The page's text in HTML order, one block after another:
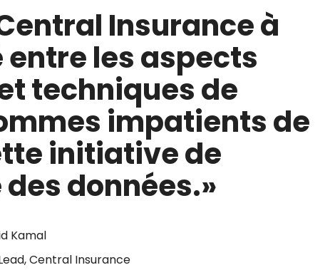
Insurance à
les aspects
techniques de
impatients de
initiative de
données.»
Kamal
Central Insurance